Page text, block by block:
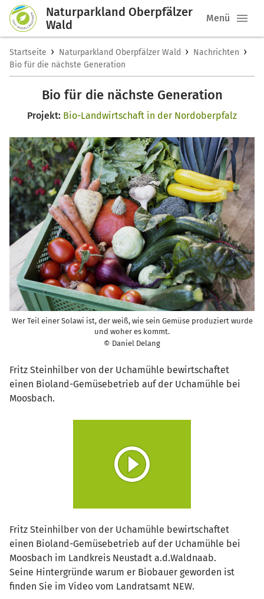
Naturparkland Oberpfälzer
Wald
Menü
Startseite › Naturparkland Oberpfälzer Wald › Nachrichten ›
Bio für die nächste Generation
Bio für die nächste Generation
Projekt: Bio-Landwirtschaft in der Nordoberpfalz
Wer Teil einer Solawi ist, der weiß, wie sein Gemüse produziert wurde
und woher es kommt.
© Daniel Delang
Fritz Steinhilber von der Uchamühle bewirtschaftet
einen Bioland-Gemüsebetrieb auf der Uchamühle bei
Moosbach.
Fritz Steinhilber von der Uchamühle bewirtschaftet
einen Bioland-Gemüsebetrieb auf der Uchamühle bei
Moosbach im Landkreis Neustadt a.d.Waldnaab.
Seine Hintergründe warum er Biobauer geworden ist
finden Sie im Video vom Landratsamt NEW.